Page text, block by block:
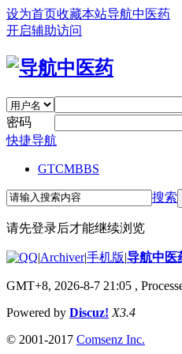
设为首页收藏本站导航中医药
开启辅助访问
密码
快捷导航
GTCMBBS
搜索
请先登录后才能继续浏览
|Archiver|手机版|导航中医
GMT+8, 2026-8-7 21:05 ,
Powered by Discuz! X3.4
© 2001-2017 Comsenz Inc.